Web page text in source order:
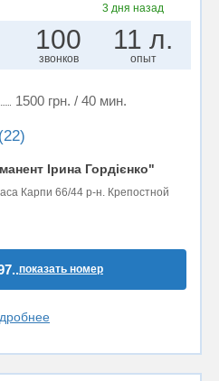
3 дня назад
100
звонков
11 л.
опыт
1500 грн. / 40 мин.
Ірина Гордієнко"
Карпи 66/44 р-н. Крепостной
показать номер